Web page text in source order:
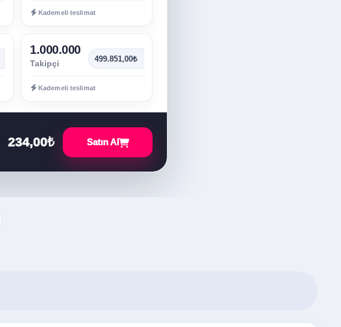
Kademeli teslimat
1.000.000
Takipçi 499.851,00₺
Kademeli teslimat
234,00₺ Satın Al